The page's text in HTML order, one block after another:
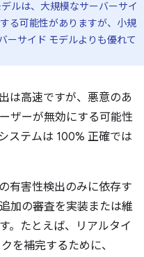
ルは、大規模なサーバーサイ
る可能性がありますが、小規
ーサイド モデルよりも優れて
は高速ですが、悪意のあ
ザーが無効にする可能性
ステムは 100% 正確では
有害性検出のみに依存す
加の審査を実装または維
。たとえば、リアルタイ
を補完するために、